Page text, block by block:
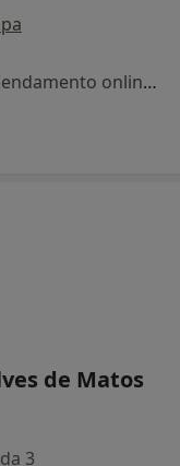
Esse especialista não oferece agendamento online para esse endereço.
de Matos
3